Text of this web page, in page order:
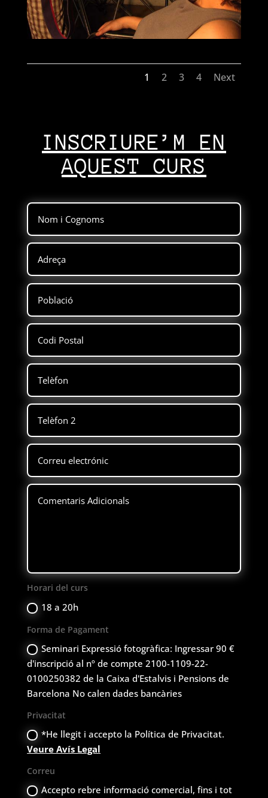
1 2 3 4 Next
INSCRIURE’M EN
AQUEST CURS
Horari del curs
18 a 20h
Forma de Pagament
Seminari Expressió fotogràfica: Ingressar 90 €
d'inscripció al nº de compte 2100-1109-22-
0100250382 de la Caixa d'Estalvis i Pensions de
Barcelona No calen dades bancàries
Privacitat
*He llegit i accepto la Política de Privacitat.
Veure Avís Legal
Correu
Accepto rebre informació comercial, fins i tot